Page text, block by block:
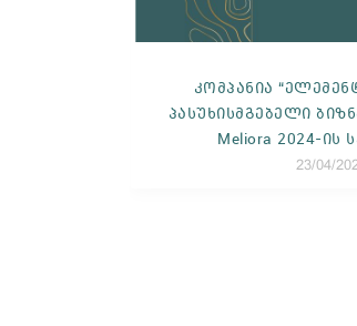
განცხადება
კანონპროექტთან
15/04/